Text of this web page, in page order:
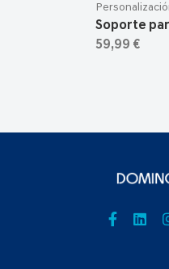
Soporte
59,99 €